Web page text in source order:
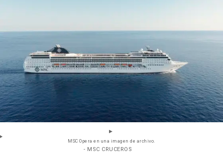
MSC Opera en una imagen de archivo.
- MSC CRUCEROS